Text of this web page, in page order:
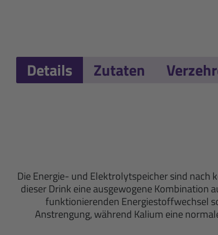
Details Zutaten
Die Energie- und Elektrolytspeicher sind
dieser Drink eine ausgewogene
funktionierenden Energiestoffwechsel
Anstrengung, während Kalium eine